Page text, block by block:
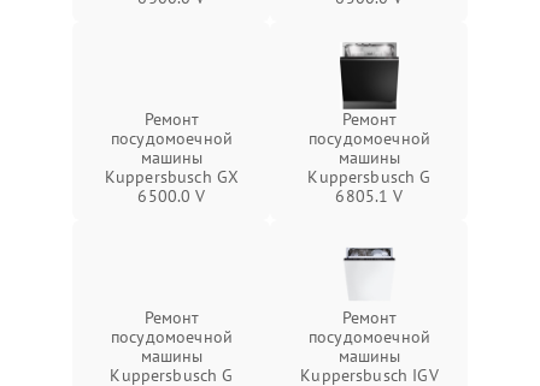
Ремонт
посудомоечной
машины
Kuppersbusch GX
6500.0 V
Ремонт
посудомоечной
машины
Kuppersbusch G
6805.1 V
Ремонт
посудомоечной
машины
Kuppersbusch G
Ремонт
посудомоечной
машины
Kuppersbusch IGV